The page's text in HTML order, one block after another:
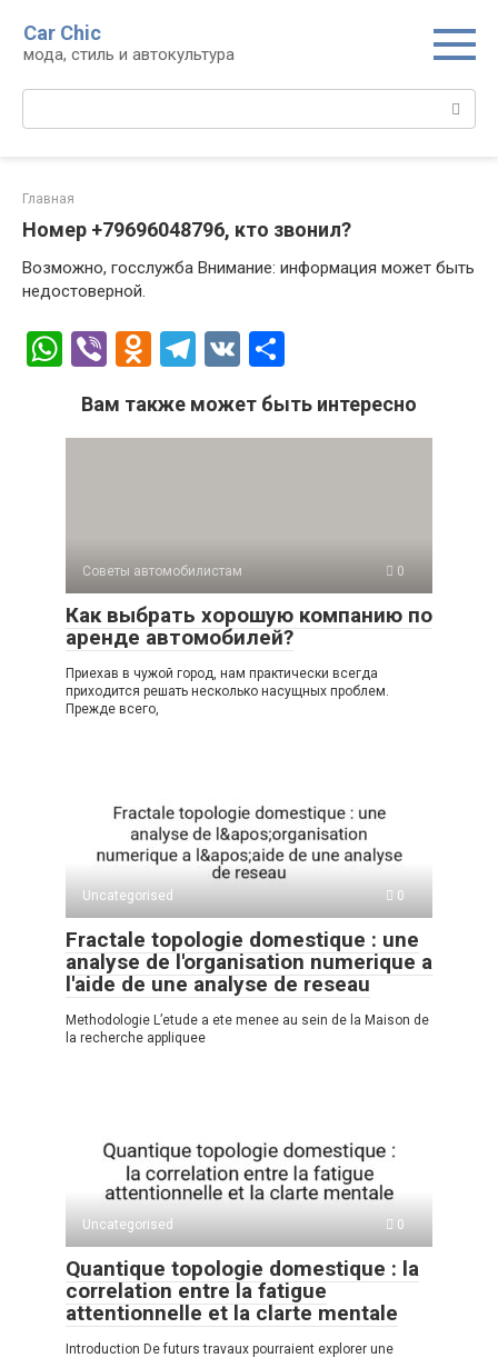
контенту
Car Chic
мода, стиль и автокультура
Поиск:
Главная
Номер +79696048796, кто звонил?
Возможно, госслужба Внимание: информация может быть
недостоверной.
W
at
p
Vi
er
O
n
ss
ni
ki
T
e
V
п
и
ть
Вам также может быть интересно
Советы автомобилистам 0
Как выбрать хорошую компанию по
аренде автомобилей?
Приехав в чужой город, нам практически всегда
приходится решать несколько насущных проблем.
Прежде всего,
Uncategorised 0
Fractale topologie domestique : une
analyse de l'organisation numerique a
l'aide de une analyse de reseau
Methodologie L’etude a ete menee au sein de la Maison de
la recherche appliquee
Uncategorised 0
Quantique topologie domestique : la
correlation entre la fatigue
attentionnelle et la clarte mentale
Introduction De futurs travaux pourraient explorer une